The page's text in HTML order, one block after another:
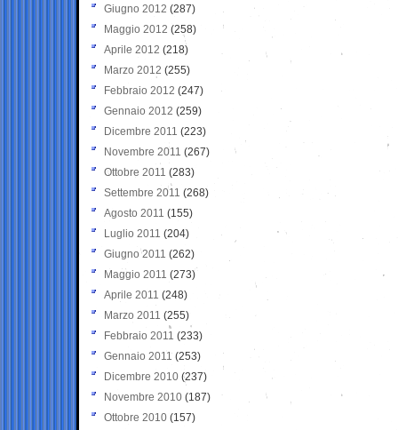
Giugno 2012 (287)
Maggio 2012 (258)
Aprile 2012 (218)
Marzo 2012 (255)
Febbraio 2012 (247)
Gennaio 2012 (259)
Dicembre 2011 (223)
Novembre 2011 (267)
Ottobre 2011 (283)
Settembre 2011 (268)
Agosto 2011 (155)
Luglio 2011 (204)
Giugno 2011 (262)
Maggio 2011 (273)
Aprile 2011 (248)
Marzo 2011 (255)
Febbraio 2011 (233)
Gennaio 2011 (253)
Dicembre 2010 (237)
Novembre 2010 (187)
Ottobre 2010 (157)